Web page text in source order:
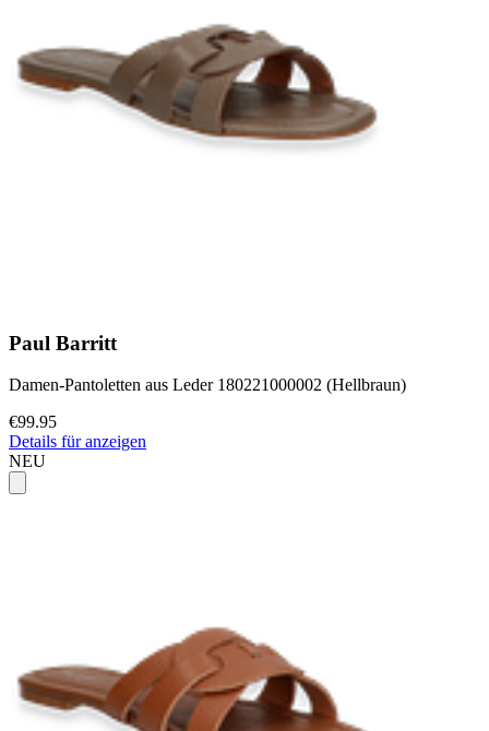
Paul Barritt
Damen-Pantoletten aus Leder 180221000002 (Hellbraun)
€99.95
Details für anzeigen
NEU